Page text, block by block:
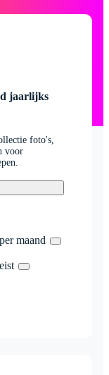
jaarlijks
foto's,
voor
maand